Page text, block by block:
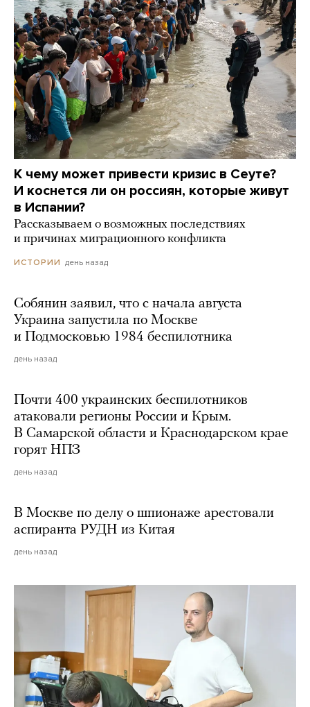
К чему может привести кризис в Сеуте?
И коснется ли он россиян, которые живут
в Испании?
Рассказываем о возможных последствиях
и причинах миграционного конфликта
ИСТОРИИ день назад
Собянин заявил, что с начала августа
Украина запустила по Москве
и Подмосковью 1984 беспилотника
день назад
Почти 400 украинских беспилотников
атаковали регионы России и Крым.
В Самарской области и Краснодарском крае
горят НПЗ
день назад
В Москве по делу о шпионаже арестовали
аспиранта РУДН из Китая
день назад